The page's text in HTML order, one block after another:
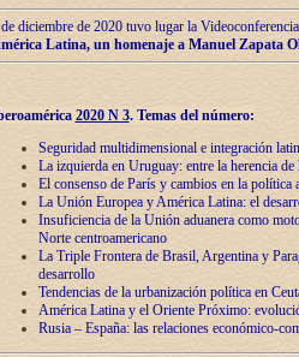
diciembre de 2020 tuvo lugar la
Latina, un homenaje a Manuel Zapata
2020 N 3.Temas del número:
Seguridad multidimensional e integración
La izquierda en Uruguay: entre la herencia
El consenso de París y cambios en la política
La Unión Europea y América Latina: el
Insuficiencia de la Unión aduanera como
Norte centroamericano
La Triple Frontera de Brasil, Argentina y
desarrollo
Tendencias de la urbanización política en
América Latina y el Oriente Próximo:
Rusia – España: las relaciones económico-